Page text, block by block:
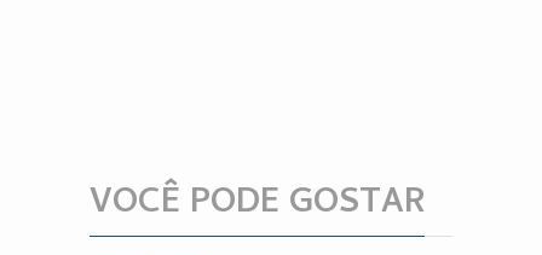
VOCÊ PODE GOSTAR